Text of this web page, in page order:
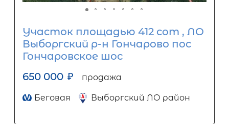
Участок площадью 412 сот , ЛО
Выборгский р-н Гончарово пос
Гончаровское шос
650 000 ₽ продажа
Беговая Выборгский ЛО район